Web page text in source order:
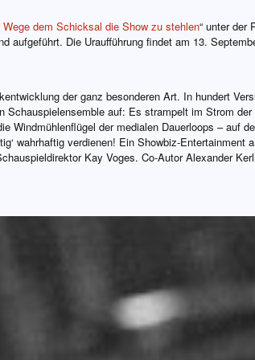
dem Schicksal die Show zu stehlen“ unter der
aufgeführt. Die Uraufführung findet am 13.
der ganz besonderen Art. In hundert
Schauspielensemble auf: Es strampelt im Strom der
Windmühlenflügel der medialen Dauerloops – auf
wahrhaftig verdienen! Ein Showbiz-Entertainment
Kay Voges. Co-Autor Alexander